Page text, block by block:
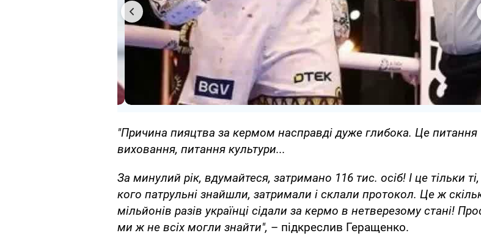
"Причина пияцтва за кермом насправді дуже глибока. Це питання
виховання, питання культури...
За минулий рік, вдумайтеся, затримано 116 тис. осіб! І це тільки ті,
кого патрульні знайшли, затримали і склали протокол. Це ж
мільйонів разів українці сідали за кермо в нетверезому стані!
ми ж не всіх могли знайти", – підкреслив Геращенко.